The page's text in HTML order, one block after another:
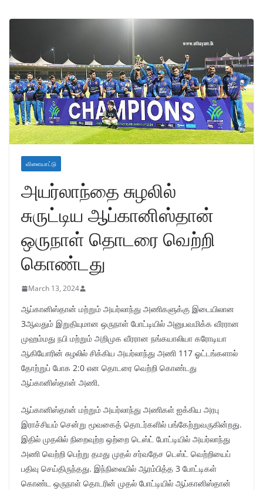
விளையாட்டு
அயர்லாந்தை சுழலில்
சுருட்டிய ஆப்கானிஸ்தான்
ஒருநாள் தொடரை வெற்றி
கொண்டது
March 13, 2024
ஆப்கானிஸ்தான் மற்றும் அயர்லாந்து அணிகளுக்கு இடையிலான
3ஆவதும் இறுதியுமான ஒருநாள் போட்டியில் அனுபவமிக்க வீரரான
முஹம்மது நபி மற்றும் அறிமுக வீரரான நங்கயாலியா கரோடியா
ஆகியோரின் சுழலில் சிக்கிய அயர்லாந்து அணி 117 ஓட்டங்களால்
தோற்றுப் போக 2:0 என தொடரை வெற்றி கொண்டது
ஆப்கானிஸ்தான் அணி.
ஆப்கானிஸ்தான் மற்றும் அயர்லாந்து அணிகள் ஐக்கிய அரபு
இராச்சியம் சென்று மூவகைத் தொடர்களில் பங்கேற்றுவருகின்றது.
இதில் முதலில் நிறைவுற்ற ஒற்றை டெஸ்ட் போட்டியில் அயர்லாந்து
அணி வெற்றி பெற்று தமது முதல் சர்வதேச டெஸ்ட் வெற்றியைப்
பதிவு செய்திருந்தது. இந்நிலையில் ஆரம்பித்த 3 போட்டிகள்
கொண்ட ஒருநாள் தொடரின் முதல் போட்டியில் ஆப்கானிஸ்தான்